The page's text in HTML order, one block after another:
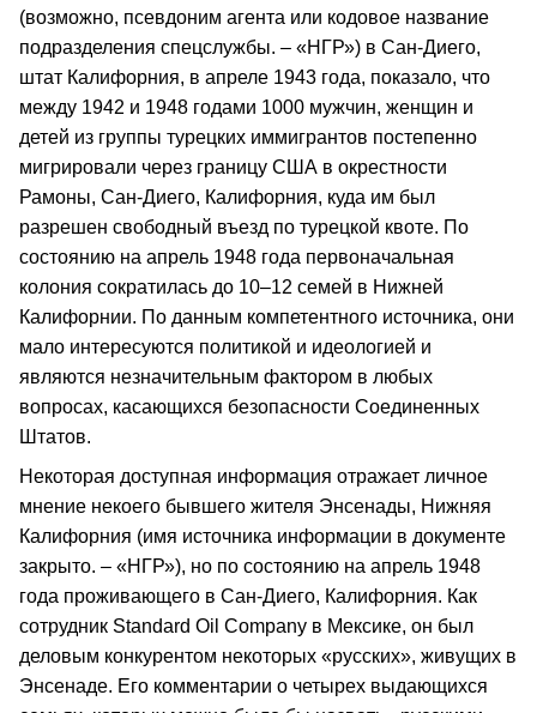
(возможно, псевдоним агента или кодовое название
подразделения спецслужбы. – «НГР») в Сан-Диего,
штат Калифорния, в апреле 1943 года, показало, что
между 1942 и 1948 годами 1000 мужчин, женщин и
детей из группы турецких иммигрантов постепенно
мигрировали через границу США в окрестности
Рамоны, Сан-Диего, Калифорния, куда им был
разрешен свободный въезд по турецкой квоте. По
состоянию на апрель 1948 года первоначальная
колония сократилась до 10–12 семей в Нижней
Калифорнии. По данным компетентного источника, они
мало интересуются политикой и идеологией и
являются незначительным фактором в любых
вопросах, касающихся безопасности Соединенных
Штатов.
Некоторая доступная информация отражает личное
мнение некоего бывшего жителя Энсенады, Нижняя
Калифорния (имя источника информации в документе
закрыто. – «НГР»), но по состоянию на апрель 1948
года проживающего в Сан-Диего, Калифорния. Как
сотрудник Standard Oil Company в Мексике, он был
деловым конкурентом некоторых «русских», живущих в
Энсенаде. Его комментарии о четырех выдающихся